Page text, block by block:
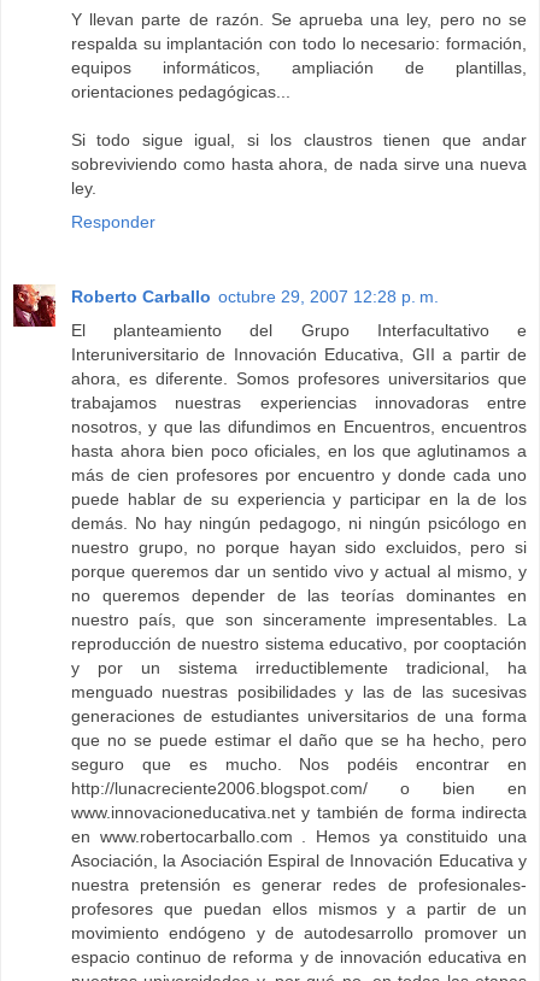
Y llevan parte de razón. Se aprueba una ley, pero no se
respalda su implantación con todo lo necesario: formación,
equipos informáticos, ampliación de plantillas,
orientaciones pedagógicas...
Si todo sigue igual, si los claustros tienen que andar
sobreviviendo como hasta ahora, de nada sirve una nueva
ley.
Responder
Roberto Carballo octubre 29, 2007 12:28 p. m.
El planteamiento del Grupo Interfacultativo e
Interuniversitario de Innovación Educativa, GII a partir de
ahora, es diferente. Somos profesores universitarios que
trabajamos nuestras experiencias innovadoras entre
nosotros, y que las difundimos en Encuentros, encuentros
hasta ahora bien poco oficiales, en los que aglutinamos a
más de cien profesores por encuentro y donde cada uno
puede hablar de su experiencia y participar en la de los
demás. No hay ningún pedagogo, ni ningún psicólogo en
nuestro grupo, no porque hayan sido excluidos, pero si
porque queremos dar un sentido vivo y actual al mismo, y
no queremos depender de las teorías dominantes en
nuestro país, que son sinceramente impresentables. La
reproducción de nuestro sistema educativo, por cooptación
y por un sistema irreductiblemente tradicional, ha
menguado nuestras posibilidades y las de las sucesivas
generaciones de estudiantes universitarios de una forma
que no se puede estimar el daño que se ha hecho, pero
seguro que es mucho. Nos podéis encontrar en
http://lunacreciente2006.blogspot.com/ o bien en
www.innovacioneducativa.net y también de forma indirecta
en www.robertocarballo.com . Hemos ya constituido una
Asociación, la Asociación Espiral de Innovación Educativa y
nuestra pretensión es generar redes de profesionales-
profesores que puedan ellos mismos y a partir de un
movimiento endógeno y de autodesarrollo promover un
espacio continuo de reforma y de innovación educativa en